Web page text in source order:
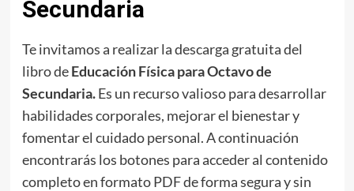
Secundaria
Te invitamos a realizar la descarga gratuita del
libro deEducación Física para Octavo de
Secundaria.Es un recurso valioso para desarrollar
habilidades corporales, mejorar el bienestar y
fomentar el cuidado personal. A continuación
encontrarás los botones para acceder al contenido
completo en formato PDF de forma segura y sin